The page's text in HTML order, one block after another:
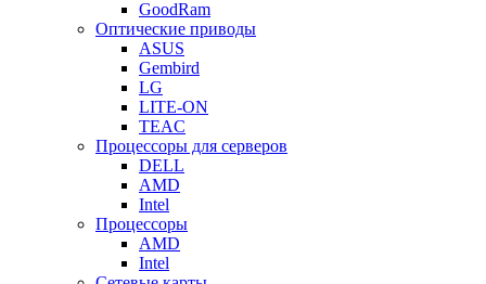
GoodRam
Оптические приводы
ASUS
Gembird
LG
LITE-ON
TEAC
Процессоры для серверов
DELL
AMD
Intel
Процессоры
AMD
Intel